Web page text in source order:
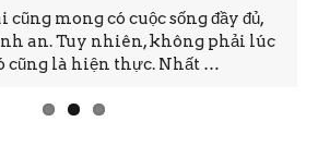
cũng mong có cuộc sống đầy đủ,
an. Tuy nhiên, không phải lúc
cũng là hiện thực. Nhất …